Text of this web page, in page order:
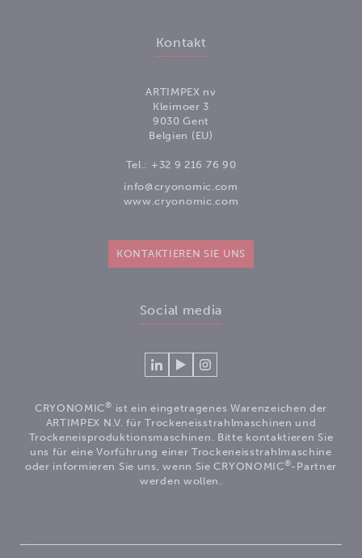
Kontakt
ARTIMPEX nv
Kleimoer 3
9030 Gent
Belgien (EU)
Tel.: +32 9 216 76 90
info@cryonomic.com
www.cryonomic.com
KONTAKTIEREN SIE UNS
Social media
Verlinken
sich
mit
Cryonomic
auf
Linkedin
Betrachten
unsere
Videos
auf
unserem
Cryonomic
YouTube-
Volg
Instagram
CRYONOMIC® ist ein eingetragenes Warenzeichen der
ARTIMPEX N.V. für Trockeneisstrahlmaschinen und
Trockeneisproduktionsmaschinen. Bitte kontaktieren Sie
uns für eine Vorführung einer Trockeneisstrahlmaschine
oder informieren Sie uns, wenn Sie CRYONOMIC®-Partner
werden wollen.